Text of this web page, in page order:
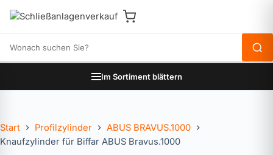
Im Sortiment blättern
Start Profilzylinder
ABUS BRAVUS.1000
Knaufzylinder für Biffar ABUS Bravus.1000